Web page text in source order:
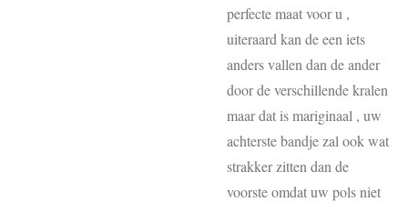
perfecte maat voor u ,
uiteraard kan de een iets
anders vallen dan de ander
door de verschillende kralen
maar dat is mariginaal , uw
achterste bandje zal ook wat
strakker zitten dan de
voorste omdat uw pols niet